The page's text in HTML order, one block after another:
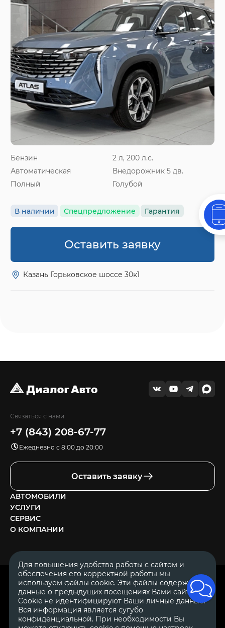
Бензин
2 л, 200 л.с.
Автоматическая
Внедорожник 5 дв.
Полный
Голубой
В наличии Спецпредложение Гарантия
Оставить заявку
Казань Горьковское шоссе 30к1
Связаться с нами
+7 (843) 208-67-77
Ежедневно с 8:00 до 20:00
Оставить заявку
АВТОМОБИЛИ
УСЛУГИ
СЕРВИС
О КОМПАНИИ
© 2007—2026 «Диалог Авто» — автосалон. Все права защищены.
Обращаем Ваше внимание на то, что данный Интернет-сайт
носит исключительно информационный характер и ни при
каких условиях не является публичной офертой, определяемой
ОГРН 1111644005153
ИНН 1644062657
Для повышения удобства работы с сайтом и
обеспечения его корректной работы мы
используем файлы cookie. Эти файлы содержат
данные о предыдущих посещениях Вами сайта.
Cookie не идентифицируют Ваши личные данные.
Вся информация является сугубо
конфиденциальной. При необходимости Вы